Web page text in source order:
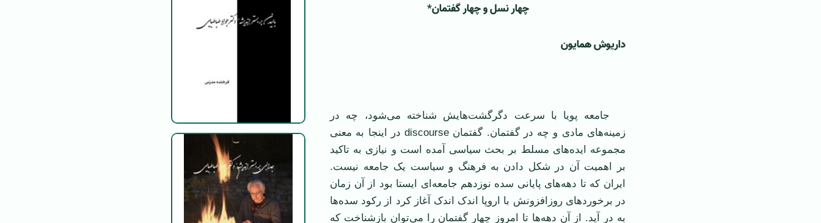
چهار نسل و چهار گفتمان*
داریوش همایون
جامعه پویا با سرعت دگرگشت‌هایش شناخته می‌شود، چه در
زمینه‌های مادی و چه در گفتمان. گفتمان discourse در اینجا به معنی
مجموعه ایده‌های مسلط بر بحث سیاسی آمده است و نیازی به تاکید
بر اهمیت آن در شکل دادن به فرهنگ و سیاست یک جامعه نیست.
ایران که تا دهه‌های پایانی سده نوزدهم جامعه‌ای ایستا بود از آن زمان
در برخوردهای روزافزونش با اروپا اندک اندک آغاز کرد از رکود سده‌ها
به در آید. از آن دهه‌ها تا امروز چهار گفتمان را می‌توان بازشناخت که